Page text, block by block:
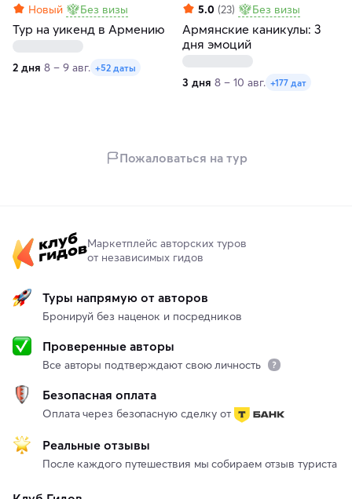
Новый Без визы
Тур на уикенд в Армению
2 дня 8 – 9 авг. +52 даты
5.0 (23) Без визы
Армянские каникулы: 3
дня эмоций
3 дня 8 – 10 авг. +177 дат
Пожаловаться на тур
Маркетплейс авторских туров
от независимых гидов
Туры напрямую от авторов
Бронируй без наценок и посредников
Проверенные авторы
Все авторы подтверждают свою личность
Безопасная оплата
Оплата через безопасную сделку от
Реальные отзывы
После каждого путешествия мы собираем отзыв туриста